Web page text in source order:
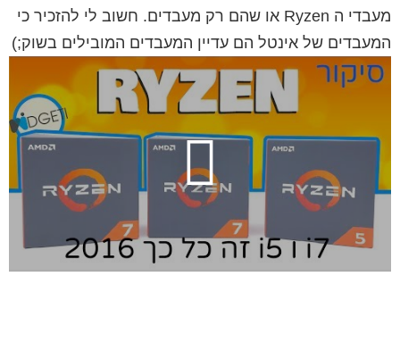
מעבדי ה Ryzen או שהם רק מעבדים. חשוב לי להזכיר כי
המעבדים של אינטל הם עדיין המעבדים המובילים בשוק;)